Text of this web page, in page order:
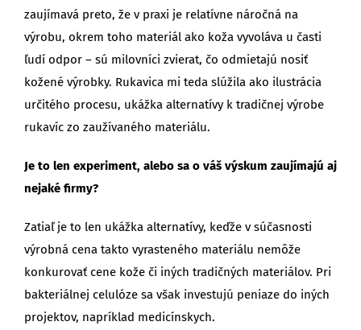
zaujímavá preto, že v praxi je relatívne náročná na
výrobu, okrem toho materiál ako koža vyvoláva u časti
ľudí odpor – sú milovníci zvierat, čo odmietajú nosiť
kožené výrobky. Rukavica mi teda slúžila ako ilustrácia
určitého procesu, ukážka alternatívy k tradičnej výrobe
rukavíc zo zaužívaného materiálu.
Je to len experiment, alebo sa o váš výskum zaujímajú aj
nejaké firmy?
Zatiaľ je to len ukážka alternatívy, keďže v súčasnosti
výrobná cena takto vyrasteného materiálu nemôže
konkurovať cene kože či iných tradičných materiálov. Pri
bakteriálnej celulóze sa však investujú peniaze do iných
projektov, napríklad medicínskych.